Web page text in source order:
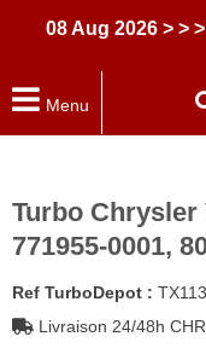
08 Aug 2026 > > >
Menu
Turbo Chrysler
771955-0001,
Ref TurboDepot :
Livraison 24/48h